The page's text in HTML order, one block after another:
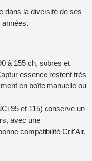
dans la diversité de ses
années.
à 155 ch, sobres et
essence restent très
en boîte manuelle ou
95 et 115) conserve un
avec une
compatibilité Crit'Air.